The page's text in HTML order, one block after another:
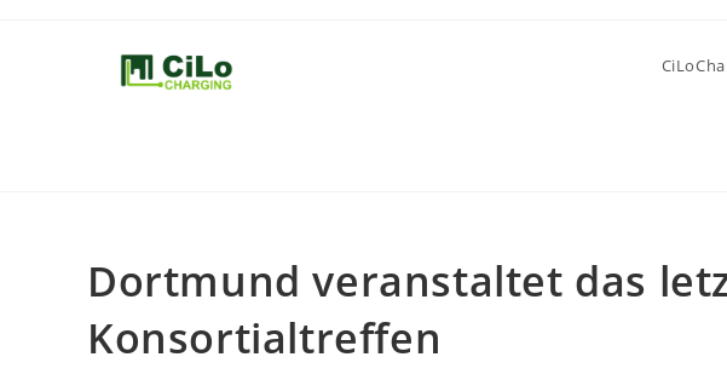
Dortmund veranstaltet das
Konsortialtreffen